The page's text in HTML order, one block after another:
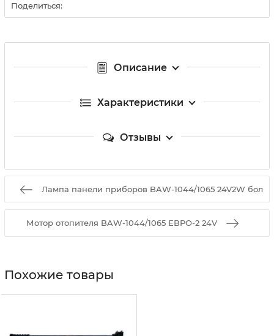
Поделиться:
Описание
Характеристики
Отзывы
Лампа панели приборов BAW-1044/1065 24V2W бол
Мотор отопителя BAW-1044/1065 ЕВРО-2 24V
Похожие товары